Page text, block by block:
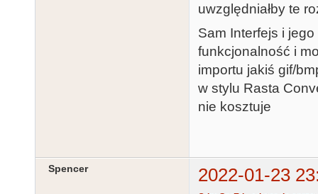
uwzględniałby te
Sam Interfejs i
funkcjonalność i
importu jakiś gif/
w stylu Rasta
nie kosztuje
Spencer 2022-01-23